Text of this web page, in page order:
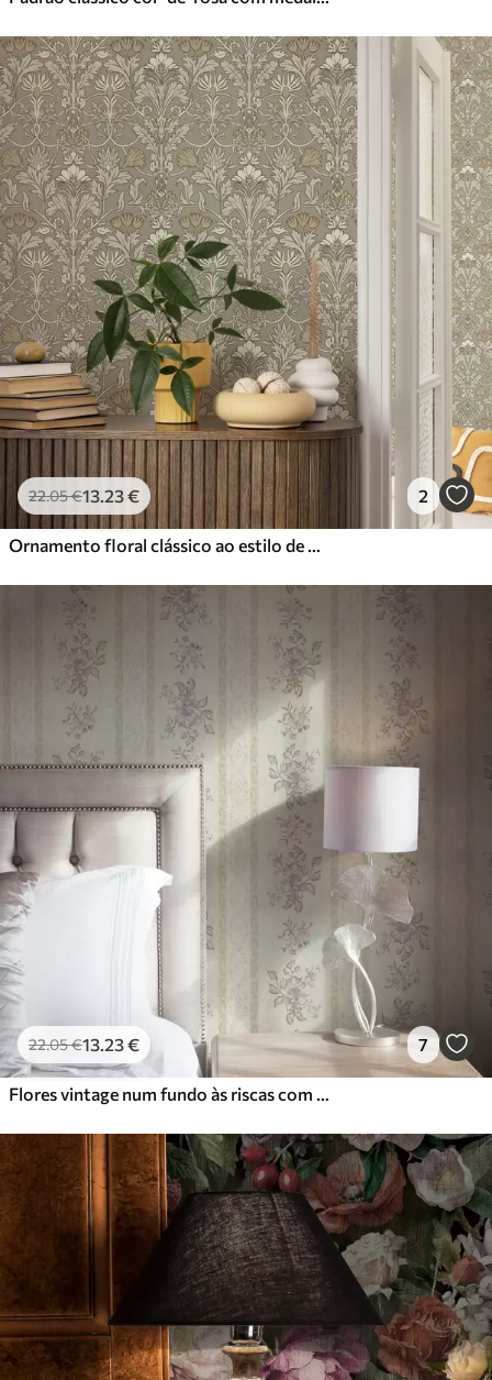
22.05€13.23€ 2
Ornamento floral clássico ao estilo de William Morris
22.05€13.23€ 7
Flores vintage num fundo às riscas com ornamentos